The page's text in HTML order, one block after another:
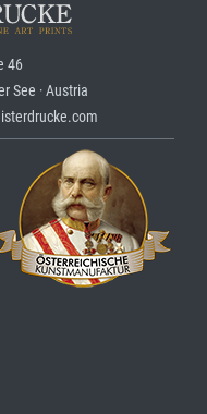
46
See · Austria